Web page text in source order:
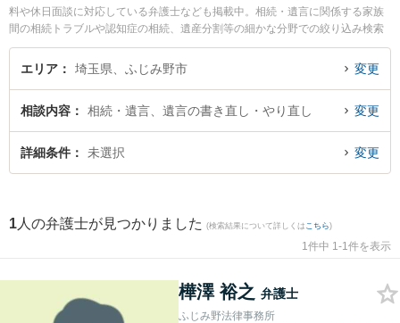
料や休日面談に対応している弁護士なども掲載中。相続・遺言に関係する家族
間の相続トラブルや認知症の相続、遺産分割等の細かな分野での絞り込み検索
もでき便利です。特にふじみ野法律事務所の樺澤 裕之弁護士のプロフィール情
報や弁護士費用、強みなどが注目されています。『ふじみ野市で土日や夜間に
更を法律相談できるふじみ野市内の弁護士に相談予約したい』などでお困りの
相談者さんにおすすめです。
エリア 埼玉県、ふじみ野市 変更
相談内容 相続・遺言、遺言の書き直し・やり直し 変更
詳細条件 未選択 変更
1 人の弁護士が見つかりました (検索結果について詳しくは こちら)
1件中 1-1件を表示
樺澤 裕之 弁護士
ふじみ野法律事務所